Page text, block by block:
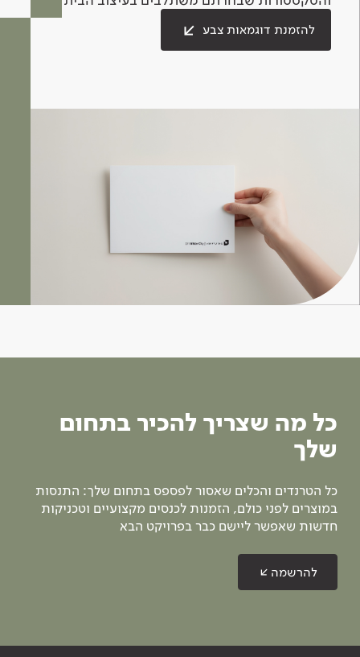
להזמנת דוגמאות צבע
כל מה שצריך להכיר בתחום
שלך
כל הטרנדים והכלים שאסור לפספס בתחום שלך: התנסות
במוצרים לפני כולם, הזמנות לכנסים מקצועיים וטכניקות
חדשות שאפשר ליישם כבר בפרויקט הבא
להרשמה